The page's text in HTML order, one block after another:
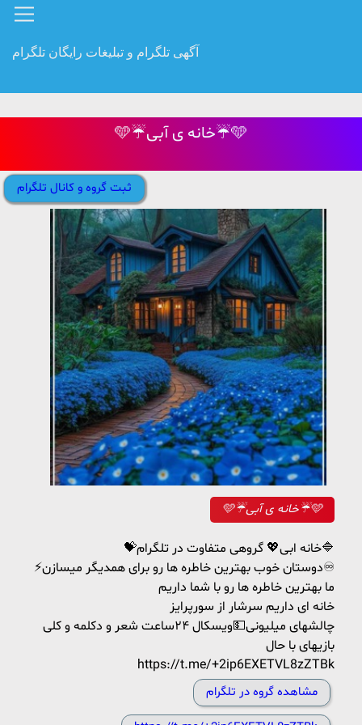
آگهی تلگرام و تبلیغات رایگان تلگرام
🩵☔️خانه ی آبی☔️🩵
ثبت گروه و کانال تلگرام
🩵☔️خانه ی آبی☔️🩵
💝خانه ابی💖 گروهی متفاوت در تلگرام🔷
⚡️دوستان خوب بهترین خاطره ها رو برای همدیگر میسازن♾️
ما بهترین خاطره ها رو با شما داریم
خانه ای داریم سرشار از سورپرایز
چالشهای میلیونی💵ویسکال ۲۴ساعت شعر و دکلمه و کلی
بازیهای با حال
https://t.me/+2ip6EXETVL8zZTBk
مشاهده گروه در تلگرام